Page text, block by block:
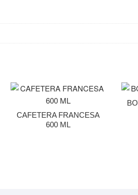
CAFETERA FRANCESA
600 ML